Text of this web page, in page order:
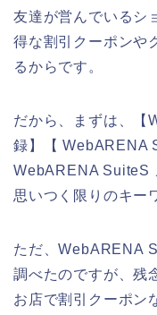
友達が営んでいるシ
得な割引クーポンや
るからです。
だから、まずは、【
録】【 WebARENA
WebARENA SuiteS
思いつく限りのキー
ただ、WebARENA
調べたのですが、残
お店で割引クーポン